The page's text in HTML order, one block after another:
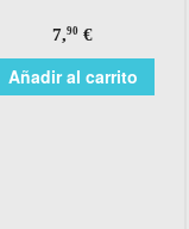
7,90 €
Añadir al carrito